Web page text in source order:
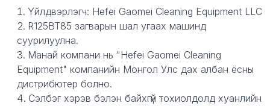
Description
Yйлдвэрлэгч: Hefei Gaomei Cleaning Equipment LLC
R125BT85 загварын шал угаах машинд
суурилуулна.
Манай компани нь "Hefei Gaomei Cleaning
Equipment" компанийн Монгол Улс дах албан ёсны
дистрибютер болно.
Сэлбэг хэрэв бэлэн байхгүй тохиолдолд хуанлийн